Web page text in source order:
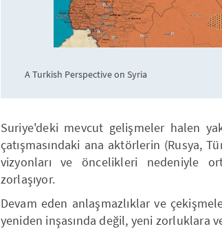
A Turkish Perspective on Syria
Suriye'deki mevcut gelişmeler halen
çatışmasındaki ana aktörlerin (Rusya,
vizyonları ve öncelikleri nedeniyle
zorlaşıyor.
Devam eden anlaşmazlıklar ve
yeniden inşasında değil, yeni zorluklara